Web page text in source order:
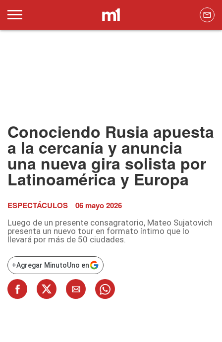
Conociendo Rusia apuesta
a la cercanía y anuncia
una nueva gira solista por
Latinoamérica y Europa
ESPECTÁCULOS 06 mayo 2026
Luego de un presente consagratorio, Mateo Sujatovich
presenta un nuevo tour en formato íntimo que lo
llevará por más de 50 ciudades.
+Agregar MinutoUno en